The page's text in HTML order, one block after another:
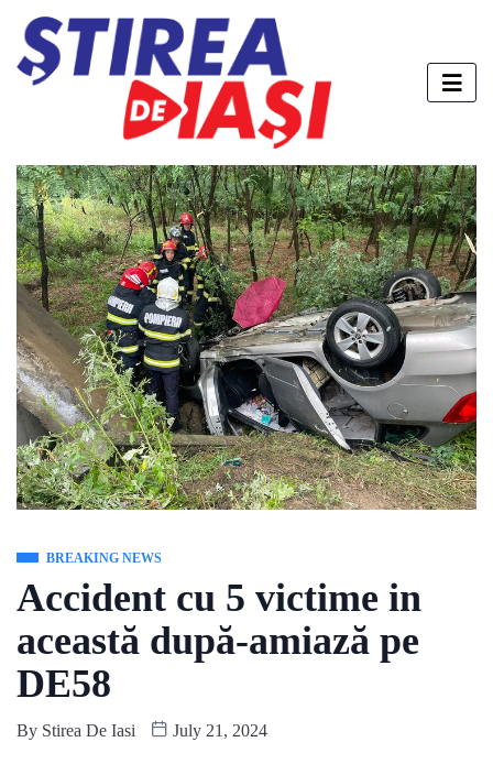
BREAKING NEWS
Accident cu 5 victime in
această după-amiază pe
DE58
By Stirea De Iasi July 21, 2024